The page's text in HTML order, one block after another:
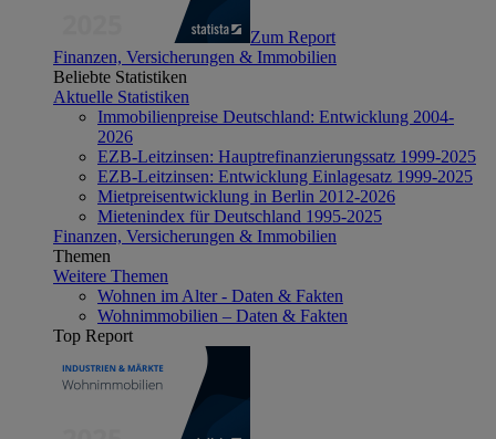
Zum Report
Finanzen, Versicherungen & Immobilien
Beliebte Statistiken
Aktuelle Statistiken
Immobilienpreise Deutschland: Entwicklung 2004-
2026
EZB-Leitzinsen: Hauptrefinanzierungssatz 1999-2025
EZB-Leitzinsen: Entwicklung Einlagesatz 1999-2025
Mietpreisentwicklung in Berlin 2012-2026
Mietenindex für Deutschland 1995-2025
Finanzen, Versicherungen & Immobilien
Themen
Weitere Themen
Wohnen im Alter - Daten & Fakten
Wohnimmobilien – Daten & Fakten
Top Report